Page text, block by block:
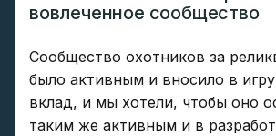
вовлеченное сообщество
Сообщество охотников за
было активным и вносило в
вклад, и мы хотели, чтобы оно
таким же активным и в